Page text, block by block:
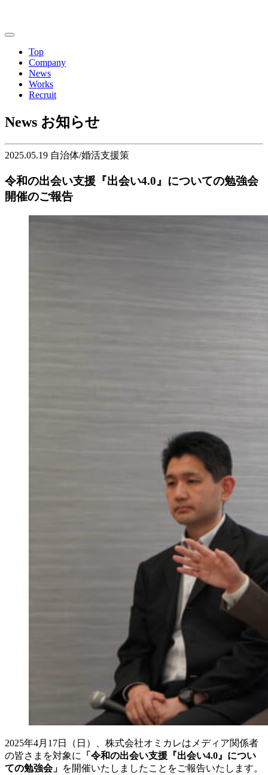
Top
Company
News
Works
Recruit
News お知らせ
2025.05.19 自治体/婚活支援策
令和の出会い支援『出会い4.0』についての勉強会
開催のご報告
2025年4月17日（日）、株式会社オミカレはメディア関係者
の皆さまを対象に
「令和の出会い支援『出会い4.0』につい
ての勉強会」 を開催いたしましたことをご報告いたします。